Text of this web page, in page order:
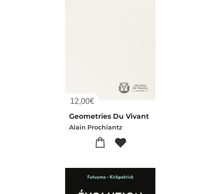
12,00€
Geometries Du Vivant
Alain Prochiantz